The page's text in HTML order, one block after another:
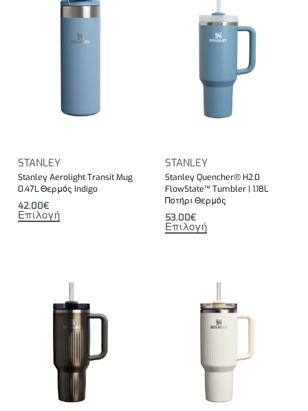
STANLEY
Stanley Aerolight Transit Mug
0.47L Θερμός Indigo
42.00€
Επιλογή
STANLEY
Stanley Quencher® H2.0
FlowState™ Tumbler | 1.18L
Ποτήρι Θερμός
53.00€
Επιλογή